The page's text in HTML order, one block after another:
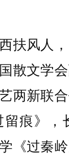
风人，
散文学
两新联
痕》，
《过秦